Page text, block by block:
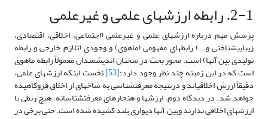
2-1. رابطه ارزش­های علمی و غیرعلمی
پرسش مهم درباره ارزش­های علمی و غیرعلمی (اجتماعی، اخلاقی، اقتصادی،
زیبایی­شناختی و...) رابطه­ای مفهومی (ماهوی) و وجودی (تلازم خارجی و رابطه
تولیدی بین آنها) است. محور بحث در سخنان اندیشمندان معمولاً رابطه ماهوی
است که در این زمینه چند نظر وجود دارد:[53] نخست اینکه ارزش­های علمی،
دقیقاً ارزش اخلاقی­اند و درنتیجه معرفت­شناسی به شاخه­ای از اخلاق فروکاهیده
خواهد شد. در دیدگاه دوم، ارزش­ها و هنجارهای معرفت­شناسانه، هیچ ربطی با
ارزش­های اخلاقی ندارند وبین آنها دیواری بلند کشیده شده است. حتی برخی در